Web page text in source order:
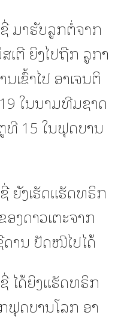
ມາຮັບລູກຕໍ່ຈາກ
ຕີ ຍິງໄປຖືກ ລູກາ
ເຂົ້າໄປ ອາເຈນຕິ
ໃນນາມທີມຊາດ
ທີ 15 ໃນຟຸດບານ
ຍັງເຮັດແຮັດທຣິກ
ງດາວເຕະຈາກ
ານ ປັດໜີໄປໄດ້
ໄດ້ຍິງແຮັດທຣິກ
ຟຸດບານໂລກ ອາ